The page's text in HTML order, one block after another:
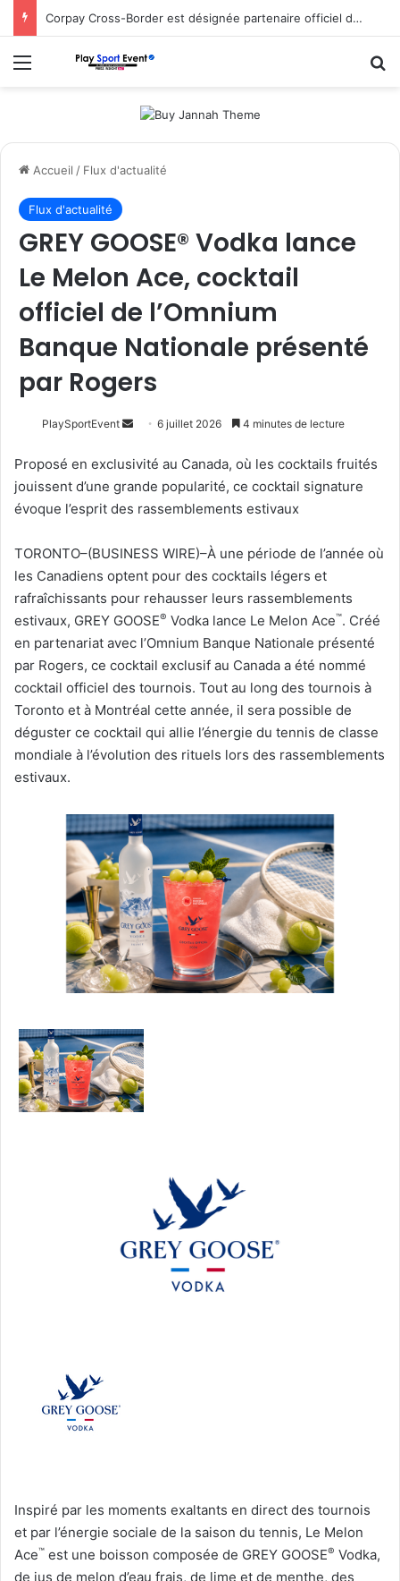
Corpay Cross-Border est désignée partenaire officiel de change d’Ultimate Sevens
Menu
Accueil / Flux d'actualité
Flux d'actualité
GREY GOOSE® Vodka lance
Le Melon Ace, cocktail
officiel de l’Omnium
Banque Nationale présenté
par Rogers
PlaySportEvent
Envoyer
courriel
6 juillet 2026 4 minutes de lecture
Proposé en exclusivité au Canada, où les cocktails fruités
jouissent d’une grande popularité, ce cocktail signature
évoque l’esprit des rassemblements estivaux
TORONTO–(BUSINESS WIRE)–À une période de l’année où
les Canadiens optent pour des cocktails légers et
rafraîchissants pour rehausser leurs rassemblements
estivaux, GREY GOOSE® Vodka lance Le Melon Ace™. Créé
en partenariat avec l’Omnium Banque Nationale présenté
par Rogers, ce cocktail exclusif au Canada a été nommé
cocktail officiel des tournois. Tout au long des tournois à
Toronto et à Montréal cette année, il sera possible de
déguster ce cocktail qui allie l’énergie du tennis de classe
mondiale à l’évolution des rituels lors des rassemblements
estivaux.
Inspiré par les moments exaltants en direct des tournois
et par l’énergie sociale de la saison du tennis, Le Melon
Ace™ est une boisson composée de GREY GOOSE® Vodka,
de jus de melon d’eau frais, de lime et de menthe, des